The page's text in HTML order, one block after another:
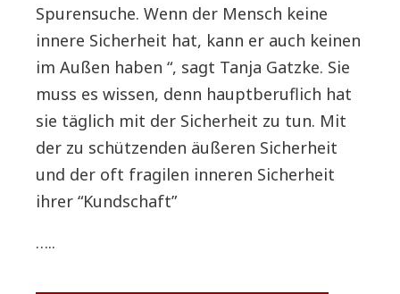
Spurensuche. Wenn der Mensch keine
innere Sicherheit hat, kann er auch keinen
im Außen haben “, sagt Tanja Gatzke. Sie
muss es wissen, denn hauptberuflich hat
sie täglich mit der Sicherheit zu tun. Mit
der zu schützenden äußeren Sicherheit
und der oft fragilen inneren Sicherheit
ihrer “Kundschaft”
…..